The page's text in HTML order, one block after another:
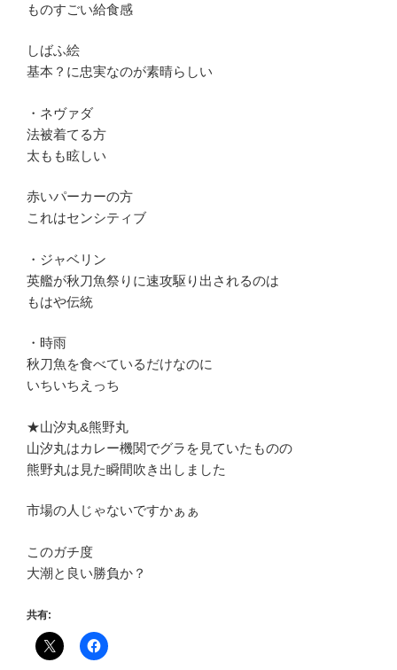
ものすごい給食感
しばふ絵
基本？に忠実なのが素晴らしい
・ネヴァダ
法被着てる方
太もも眩しい
赤いパーカーの方
これはセンシティブ
・ジャベリン
英艦が秋刀魚祭りに速攻駆り出されるのは
もはや伝統
・時雨
秋刀魚を食べているだけなのに
いちいちえっち
★山汐丸&熊野丸
山汐丸はカレー機関でグラを見ていたものの
熊野丸は見た瞬間吹き出しました
市場の人じゃないですかぁぁ
このガチ度
大潮と良い勝負か？
共有: